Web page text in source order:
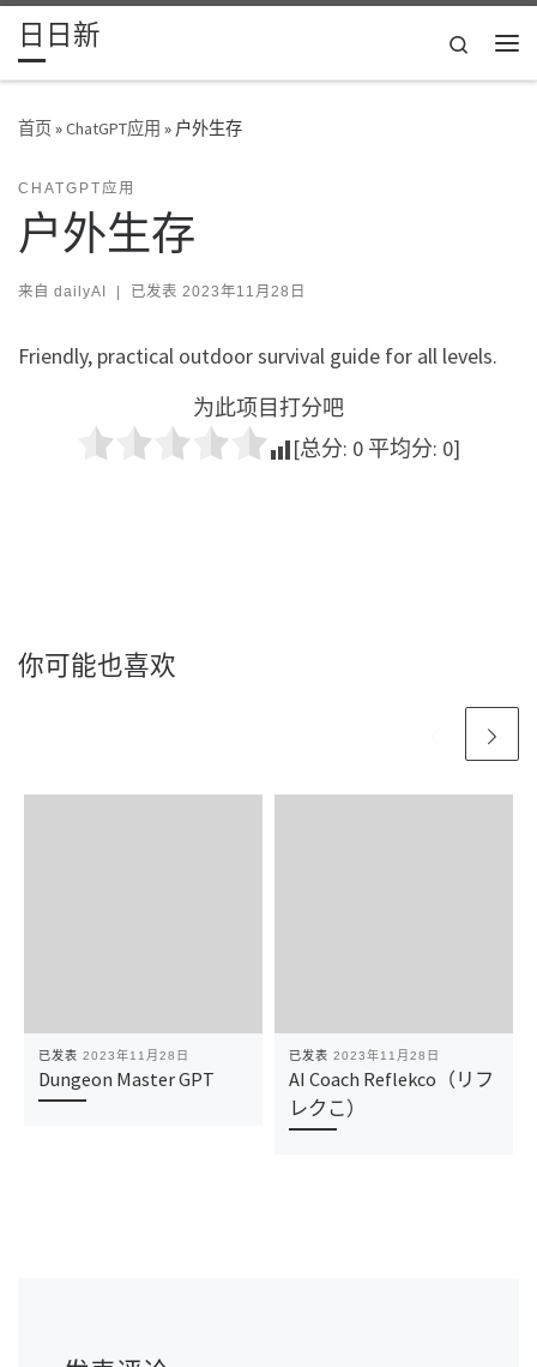
Skip to content
日日新
Search
首页»ChatGPT应用 » 户外生存
CHATGPT应用
户外生存
来自 dailyAI | 已发表 2023年11月28日
Friendly, practical outdoor survival guide for all levels.
为此项目打分吧
[总分: 0 平均分: 0]
你可能也喜欢
已发表 2023年11月28日
Dungeon Master GPT
已发表 2023年11月28日
AI Coach Reflekco（リフ
レクこ）